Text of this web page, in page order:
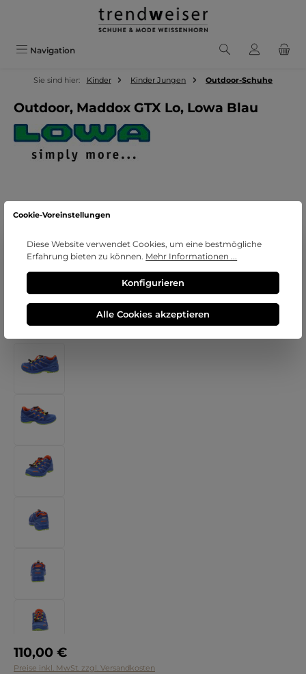
Zum Hauptinhalt springen
Navigation
Sie sind hier: Kinder Kinder Jungen Outdoor-Schuhe
Outdoor, Maddox GTX Lo, Lowa Blau
Regulärer Preis:
110,00 €
Preise inkl. MwSt. zzgl. Versandkosten
Cookie-Voreinstellungen
Diese Website verwendet Cookies, um eine bestmögliche
Erfahrung bieten zu können. Mehr Informationen ...
Konfigurieren
Alle Cookies akzeptieren